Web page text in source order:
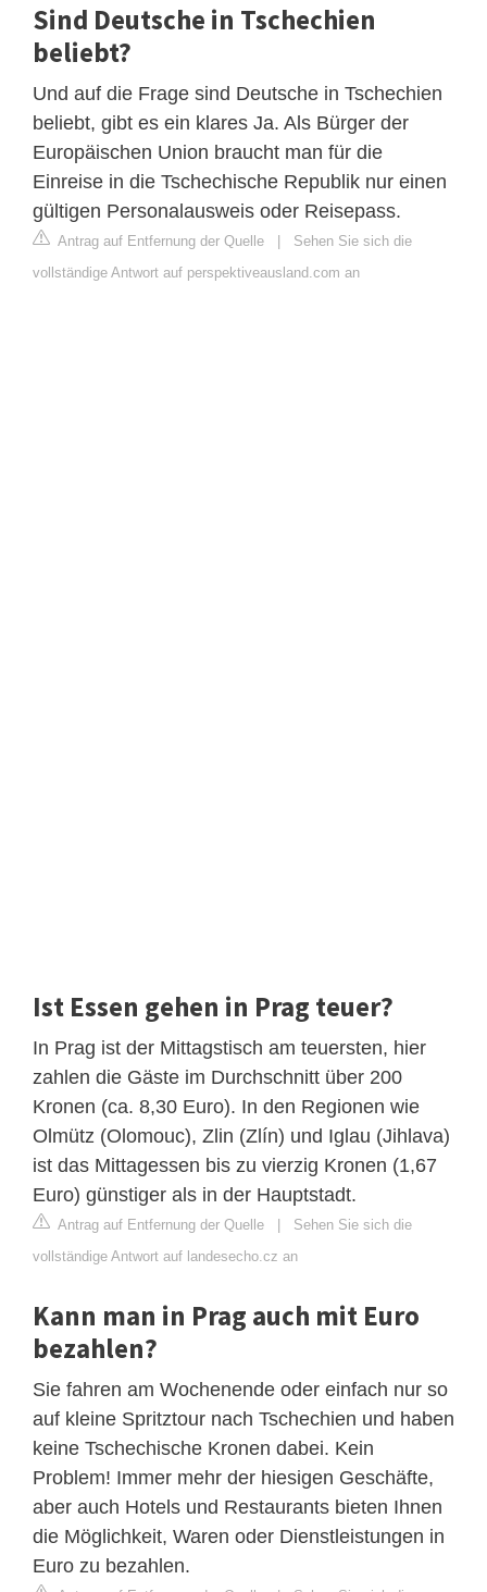
Sind Deutsche in Tschechien
beliebt?
Und auf die Frage sind Deutsche in Tschechien
beliebt, gibt es ein klares Ja. Als Bürger der
Europäischen Union braucht man für die
Einreise in die Tschechische Republik nur einen
gültigen Personalausweis oder Reisepass.
Antrag auf Entfernung der Quelle | Sehen Sie sich die
vollständige Antwort auf perspektiveausland.com an
Ist Essen gehen in Prag teuer?
In Prag ist der Mittagstisch am teuersten, hier
zahlen die Gäste im Durchschnitt über 200
Kronen (ca. 8,30 Euro). In den Regionen wie
Olmütz (Olomouc), Zlin (Zlín) und Iglau (Jihlava)
ist das Mittagessen bis zu vierzig Kronen (1,67
Euro) günstiger als in der Hauptstadt.
Antrag auf Entfernung der Quelle | Sehen Sie sich die
vollständige Antwort auf landesecho.cz an
Kann man in Prag auch mit Euro
bezahlen?
Sie fahren am Wochenende oder einfach nur so
auf kleine Spritztour nach Tschechien und haben
keine Tschechische Kronen dabei. Kein
Problem! Immer mehr der hiesigen Geschäfte,
aber auch Hotels und Restaurants bieten Ihnen
die Möglichkeit, Waren oder Dienstleistungen in
Euro zu bezahlen.